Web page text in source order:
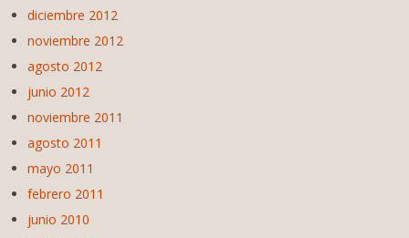
diciembre 2012
noviembre 2012
agosto 2012
junio 2012
noviembre 2011
agosto 2011
mayo 2011
febrero 2011
junio 2010